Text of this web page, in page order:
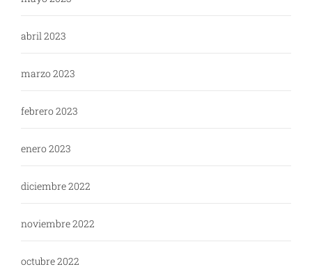
abril 2023
marzo 2023
febrero 2023
enero 2023
diciembre 2022
noviembre 2022
octubre 2022